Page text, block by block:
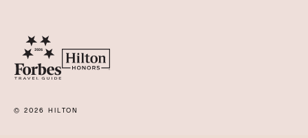
© 2026 HILTON